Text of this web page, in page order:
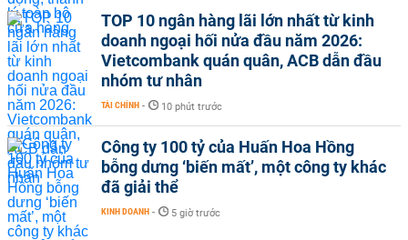
TOP 10 ngân hàng lãi lớn nhất từ kinh
doanh ngoại hối nửa đầu năm 2026:
Vietcombank quán quân, ACB dẫn đầu
nhóm tư nhân
TÀI CHÍNH - 10 phút trước
Công ty 100 tỷ của Huấn Hoa Hồng
bỗng dưng ‘biến mất’, một công ty khác
đã giải thể
KINH DOANH - 5 giờ trước